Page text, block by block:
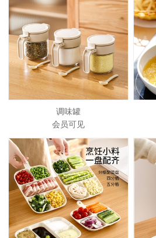
调味罐
会员可见